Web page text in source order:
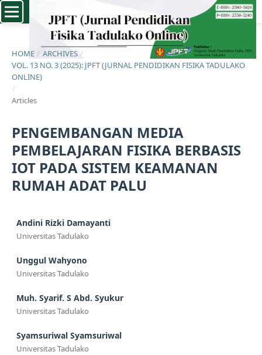
HOME / ARCHIVES /
VOL. 13 NO. 3 (2025): JPFT (JURNAL PENDIDIKAN FISIKA TADULAKO
ONLINE)
/
Articles
PENGEMBANGAN MEDIA
PEMBELAJARAN FISIKA BERBASIS
IOT PADA SISTEM KEAMANAN
RUMAH ADAT PALU
Andini Rizki Damayanti
Universitas Tadulako
Unggul Wahyono
Universitas Tadulako
Muh. Syarif. S Abd. Syukur
Universitas Tadulako
Syamsuriwal Syamsuriwal
Universitas Tadulako